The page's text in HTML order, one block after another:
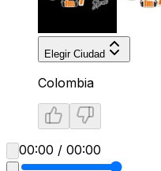
Elegir Ciudad
Colombia
00:00 / 00:00